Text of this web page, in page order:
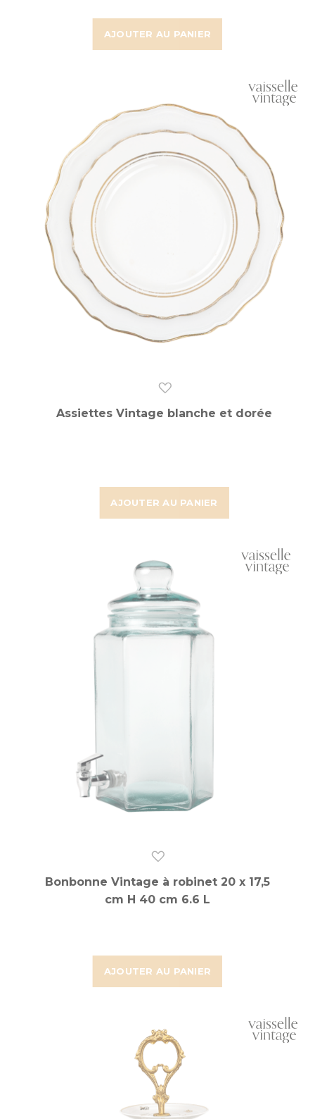
AJOUTER AU PANIER
AJOUTER AU PANIER
Assiettes Vintage blanche et dorée
AJOUTER AU PANIER
Bonbonne Vintage à robinet 20 x 17,5
cm H 40 cm 6.6 L